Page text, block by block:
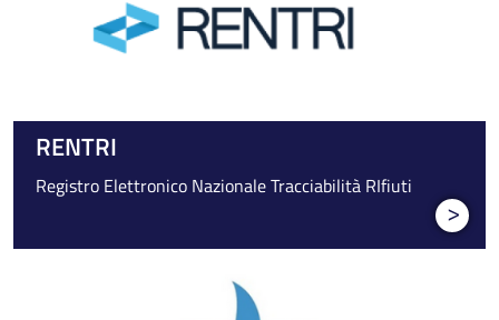
RENTRI
Registro Elettronico Nazionale Tracciabilità RIfiuti
>